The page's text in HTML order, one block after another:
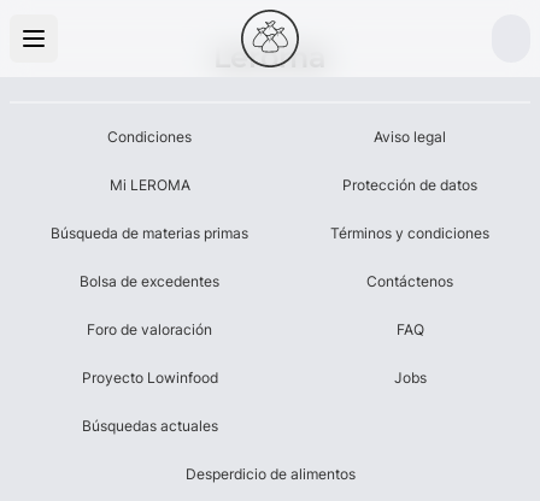
Leroma
Condiciones
Mi LEROMA
Búsqueda de materias primas
Bolsa de excedentes
Foro de valoración
Proyecto Lowinfood
Búsquedas actuales
Aviso legal
Protección de datos
Términos y condiciones
Contáctenos
FAQ
Jobs
Desperdicio de alimentos